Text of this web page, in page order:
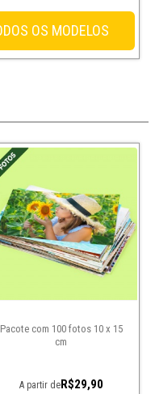
Pacote com 100 fotos 10 x 15
cm
A partir deR$29,90